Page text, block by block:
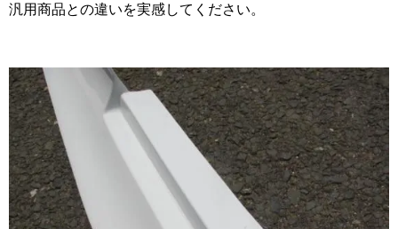
汎用商品との違いを実感してください。